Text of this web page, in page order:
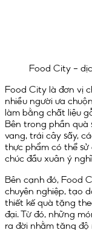
Food City –
Food City là đơn vị
nhiều người ưa
làm bằng chất liệu
Bên trong phần quà
vang, trái cây sấy,
thực phẩm có thể
chúc đầu xuân ý
Bên cạnh đó, Food
chuyên nghiệp, tạo
thiết kế quà tặng
đại. Từ đó, những
ra đời nhằm tăng độ